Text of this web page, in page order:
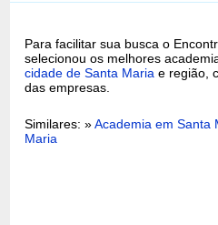
Para facilitar sua busca o
selecionou os melhores
cidade de Santa Maria e região,
das empresas.
Similares: »Academia em Santa
Maria